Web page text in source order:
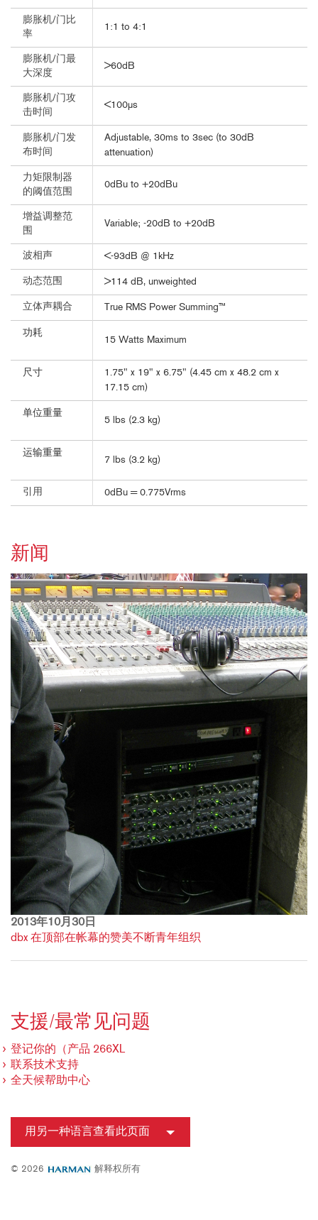
膨胀机/门比
率
1:1 to 4:1
膨胀机/门最
大深度
>60dB
膨胀机/门攻
击时间
<100µs
膨胀机/门发
布时间
Adjustable, 30ms to 3sec (to 30dB
attenuation)
力矩限制器
的阈值范围
0dBu to +20dBu
增益调整范
围
Variable; -20dB to +20dB
波相声 <-93dB @ 1kHz
动态范围 >114 dB, unweighted
立体声耦合 True RMS Power Summing™
功耗
15 Watts Maximum
尺寸
1.75" x 19" x 6.75" (4.45 cm x 48.2 cm x
17.15 cm)
单位重量
5 lbs (2.3 kg)
运输重量
7 lbs (3.2 kg)
引用 0dBu = 0.775Vrms
新闻
2013年10月30日
dbx 在顶部在帐幕的赞美不断青年组织
支援/最常见问题
登记你的（产品 266XL
联系技术支持
全天候帮助中心
用另一种语言查看此页面
© 2026 解释权所有